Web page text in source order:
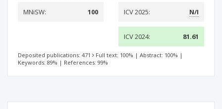
MNiSW:
100 ICV 2025: N/I
ICV 2024: 81.61
Deposited publications: 471 Full text: 100% | Abstract: 100% |
Keywords: 89% | References: 99%